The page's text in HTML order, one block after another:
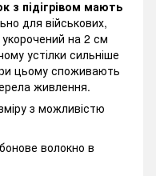
з підігрівом мають
для військових,
на 2 см
устілки сильніше
цьому споживають
живлення.
з можливістю
волокно в